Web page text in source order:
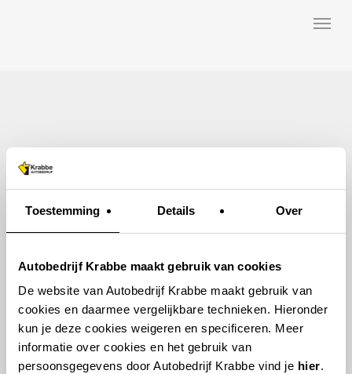
Toestemming Details Over
Autobedrijf Krabbe maakt gebruik van cookies
De website van Autobedrijf Krabbe maakt gebruik van
cookies en daarmee vergelijkbare technieken. Hieronder
kun je deze cookies weigeren en specificeren. Meer
informatie over cookies en het gebruik van
persoonsgegevens door Autobedrijf Krabbe vind je hier.
Menu